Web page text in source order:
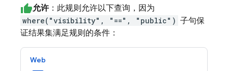
允许 ：此规则允许以下查询，因为
where("visibility", "==", "public") 子句保
证结果集满足规则的条件：
Web